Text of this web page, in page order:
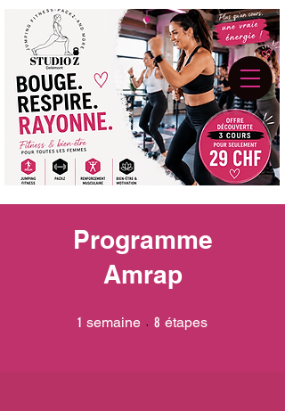
Programme
Amrap
1 semaine 1 semaine
8 étapes